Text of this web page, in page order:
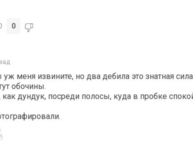
0
меня извините, но два дебила это знатная
обочины.
как дундук, посреди полосы, куда в пробке